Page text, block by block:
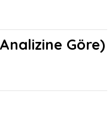
Göre)